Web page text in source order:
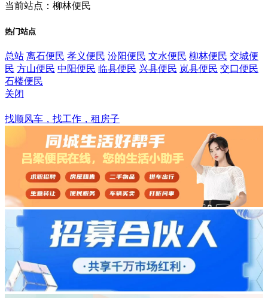
当前站点：柳林便民
热门站点
总站 离石便民 孝义便民 汾阳便民 文水便民 柳林便民 交城便
民 方山便民 中阳便民 临县便民 兴县便民 岚县便民 交口便民
石楼便民
关闭
找顺风车，找工作，租房子